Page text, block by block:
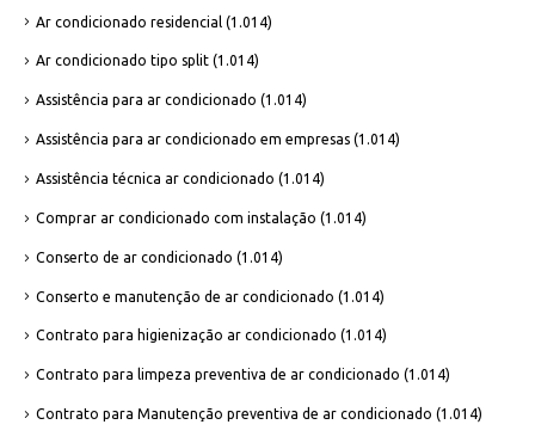
Ar condicionado residencial (1.014)
Ar condicionado tipo split (1.014)
Assistência para ar condicionado (1.014)
Assistência para ar condicionado em empresas (1.014)
Assistência técnica ar condicionado (1.014)
Comprar ar condicionado com instalação (1.014)
Conserto de ar condicionado (1.014)
Conserto e manutenção de ar condicionado (1.014)
Contrato para higienização ar condicionado (1.014)
Contrato para limpeza preventiva de ar condicionado (1.014)
Contrato para Manutenção preventiva de ar condicionado (1.014)